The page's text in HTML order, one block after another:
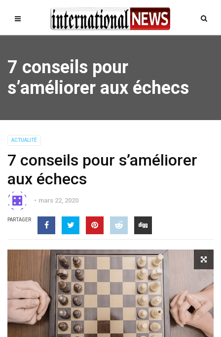
7 conseils pour
s’améliorer aux échecs
ACTUALITÉ
7 conseils pour s’améliorer
aux échecs
mars 22, 2020
PARTAGER